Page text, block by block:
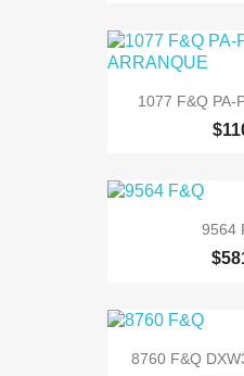
1077 F&Q PA-
9564
8760 F&Q